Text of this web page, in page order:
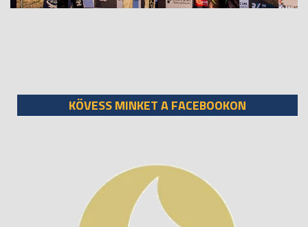
KÖVESS MINKET A FACEBOOKON